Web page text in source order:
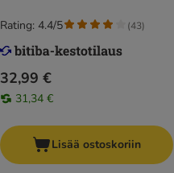
32,99 €
31,34 €
Rating: 4.4/5 (43)
Lisää ostoskoriin